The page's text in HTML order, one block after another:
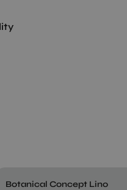
Botanical Concept Lino